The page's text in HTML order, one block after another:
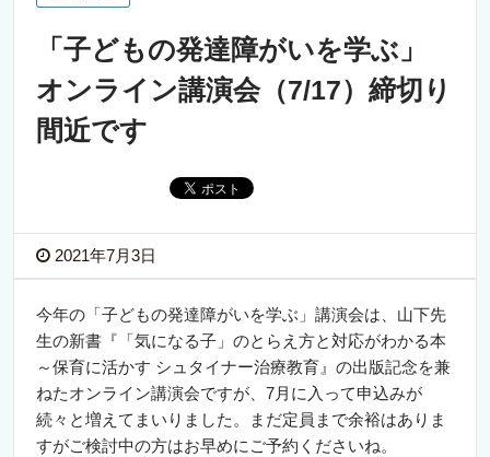
「子どもの発達障がいを学ぶ」
オンライン講演会（7/17）締切り
間近です
2021年7月3日
今年の「子どもの発達障がいを学ぶ」講演会は、山下先
生の新書『「気になる子」のとらえ方と対応がわかる本
～保育に活かす シュタイナー治療教育』の出版記念を兼
ねたオンライン講演会ですが、7月に入って申込みが
続々と増えてまいりました。まだ定員まで余裕はありま
すがご検討中の方はお早めにご予約くださいね。